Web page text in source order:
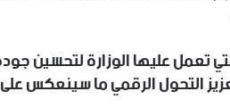
عليها الوزارة لتحسين
التحول الرقمي ما سينعكس